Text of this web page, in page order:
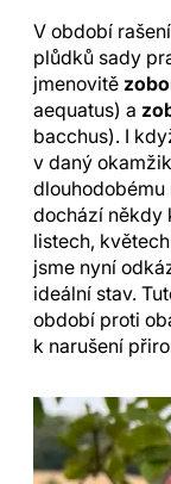
V období
plůdků sady
jmenovitě
aequatus) a
bacchus). I
v daný
dochází někdy
listech,
jsme nyní
ideální stav.
období proti
k narušení